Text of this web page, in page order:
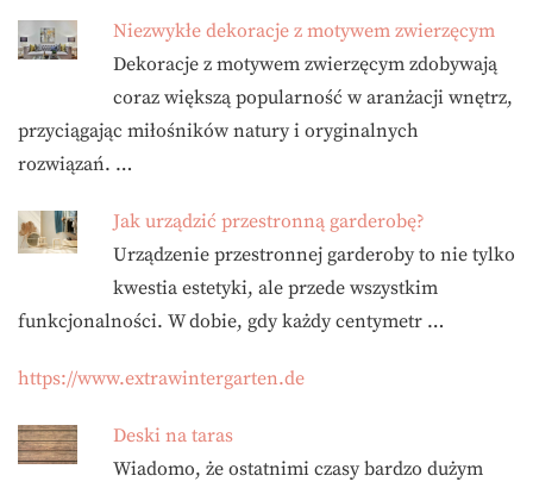
Niezwykłe dekoracje z motywem zwierzęcym
Dekoracje z motywem zwierzęcym zdobywają
coraz większą popularność w aranżacji wnętrz,
przyciągając miłośników natury i oryginalnych
rozwiązań. …
Jak urządzić przestronną garderobę?
Urządzenie przestronnej garderoby to nie tylko
kwestia estetyki, ale przede wszystkim
funkcjonalności. W dobie, gdy każdy centymetr …
https://www.extrawintergarten.de
Deski na taras
Wiadomo, że ostatnimi czasy bardzo dużym